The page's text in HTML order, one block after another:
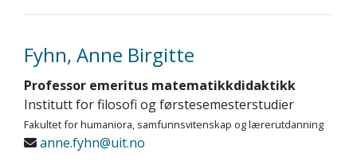
Fyhn, Anne Birgitte
Professor emeritus matematikkdidaktikk
Institutt for filosofi og førstesemesterstudier
Fakultet for humaniora, samfunnsvitenskap og lærerutdanning
anne.fyhn@uit.no